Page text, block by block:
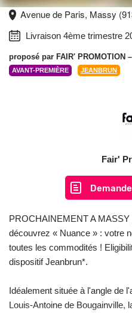
Avenue de Paris, Massy
Livraison 4ème trimestre
proposé par FAIR' PROMOTION
AVANT-PREMIÈRE JEANBRUN
Fair'
PROCHAINEMENT A
découvrez « Nuance » : votre
toutes les commodités !
dispositif Jeanbrun*.
Idéalement située à l'angle de
Louis-Antoine de Bougainville,